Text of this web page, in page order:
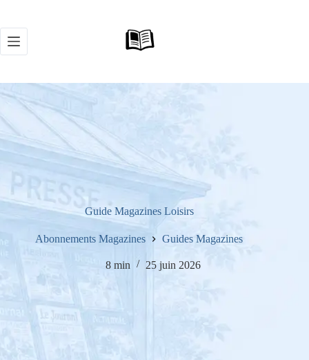
contenu
Guide Magazines Loisirs
Abonnements Magazines Guides Magazines
8 min 25 juin 2026